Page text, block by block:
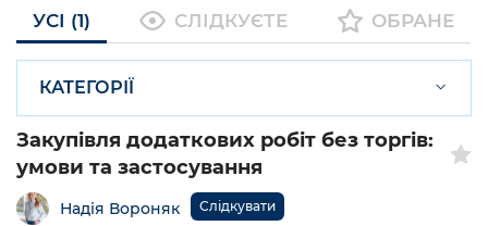
УСІ (1) СЛІДКУЄТЕ ОБРАНЕ
КАТЕГОРІЇ
Закупівля додаткових робіт без торгів:
умови та застосування
Надія Вороняк Слідкувати